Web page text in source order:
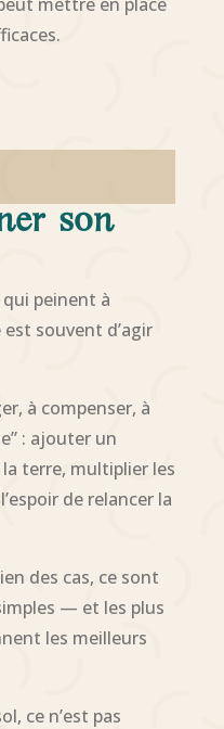
son
peinent à
souvent d’agir
à compenser, à
: ajouter un
terre, multiplier les
de relancer la
des cas, ce sont
— et les plus
les meilleurs
ce n’est pas